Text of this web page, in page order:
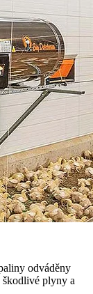
odváděny
škodlivé plyny a